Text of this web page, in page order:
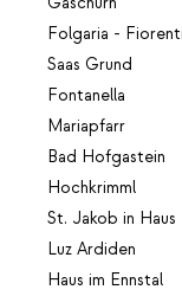
Folgaria -
Saas Grund
Fontanella
Mariapfarr
Bad Hofgastein
Hochkrimml
St. Jakob in Haus
Luz Ardiden
Haus im Ennstal